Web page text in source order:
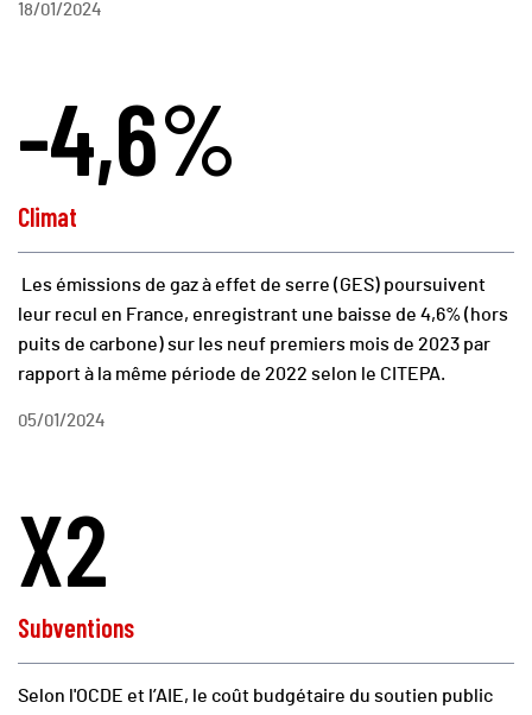
18/01/2024
-4,6%
Climat
Les émissions de gaz à effet de serre (GES) poursuivent
leur recul en France, enregistrant une baisse de 4,6% (hors
puits de carbone) sur les neuf premiers mois de 2023 par
rapport à la même période de 2022 selon le CITEPA.
05/01/2024
X2
Subventions
Selon l'OCDE et l’AIE, le coût budgétaire du soutien public